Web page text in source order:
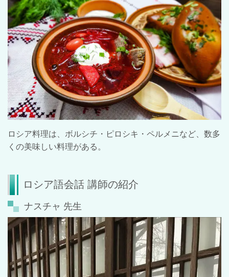
ロシア料理は、ボルシチ・ピロシキ・ペルメニなど、数多
くの美味しい料理がある。
ロシア語会話 講師の紹介
ナスチャ 先生